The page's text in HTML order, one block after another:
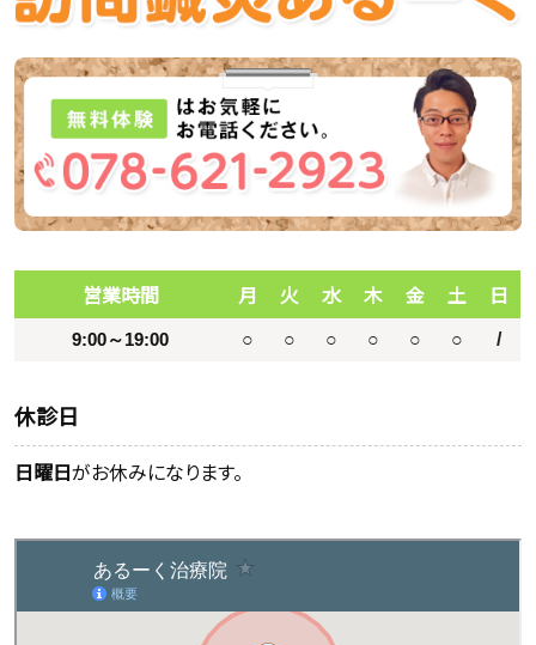
営業時間 月 火 水 木 金 土 日
9:00～19:00 ○ ○ ○ ○ ○ ○ /
休診日
日曜日がお休みになります。